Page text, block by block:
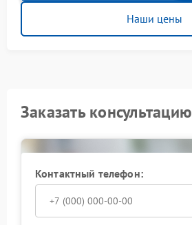
Наши цены
Заказать консультацию
Контактный телефон: